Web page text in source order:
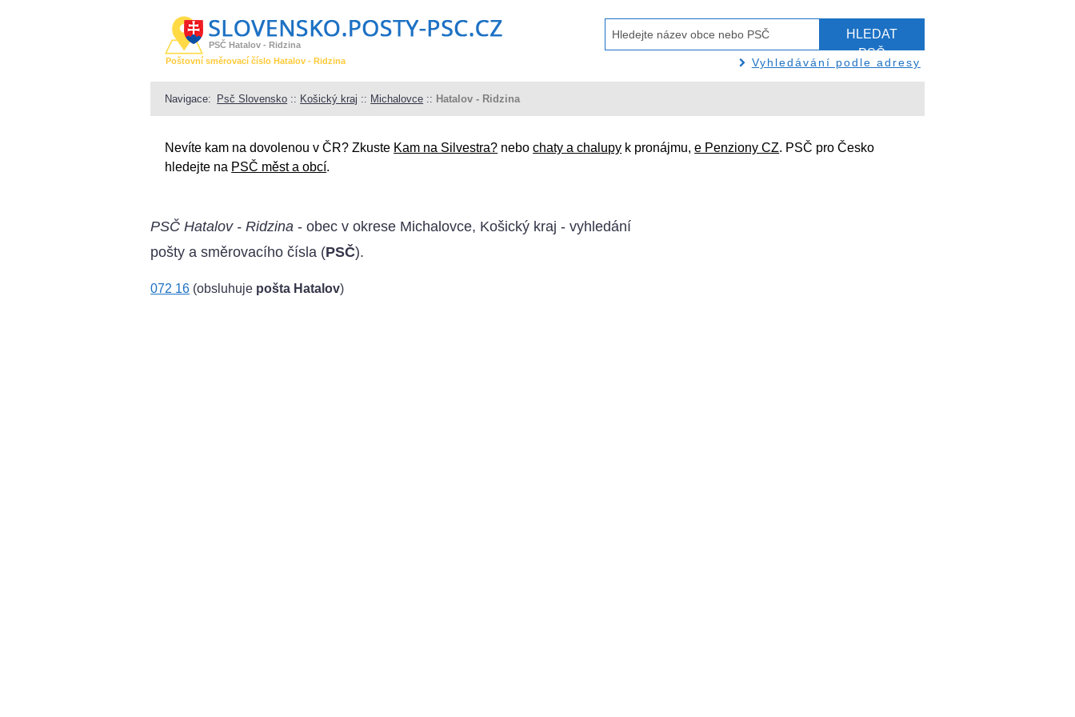
PSČ Hatalov - Ridzina
Poštovní směrovací číslo Hatalov - Ridzina
HLEDAT
PSČ
Vyhledávání podle adresy
Navigace: Psč Slovensko :: Košický kraj :: Michalovce :: Hatalov - Ridzina
Nevíte kam na dovolenou v ČR? Zkuste Kam na Silvestra? nebochaty a chalupy k pronájmu,e Penziony CZ. PSČ pro Česko
hledejte na PSČ měst a obcí.
PSČ Hatalov - Ridzina - obec v okrese Michalovce, Košický kraj - vyhledání
pošty a směrovacího čísla (PSČ).
072 16 (obsluhuje pošta Hatalov)